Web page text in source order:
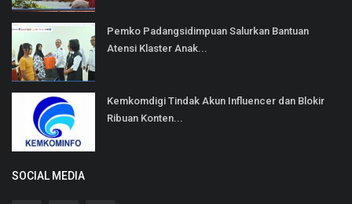
Pemko Padangsidimpuan Salurkan Bantuan
Atensi Klaster Anak...
Kemkomdigi Tindak Akun Influencer dan Blokir
Ribuan Konten...
SOCIAL MEDIA